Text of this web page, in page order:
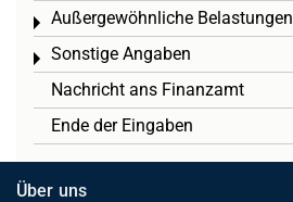
Außergewöhnliche Belastungen
Toggle menu
Sonstige Angaben
Toggle menu
Nachricht ans Finanzamt
Ende der Eingaben
Über uns